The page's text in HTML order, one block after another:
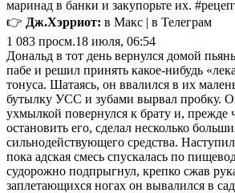
маринад в банки и закупорьте их.
👉 Дж.Хэрриот: в Макс | в Телеграм
1 083 просм.18 июля, 06:54
Дональд в тот день вернулся домой
пабе и решил принять какое-нибудь
тонуса. Шатаясь, он ввалился в их
бутылку УСС и зубами вырвал пробку.
ухмылкой повернулся к брату и, прежде
остановить его, сделал несколько
сильнодействующего средства.
пока адская смесь спускалась по
судорожно подпрыгнул, крепко сжав
заплетающихся ногах он вывалился в